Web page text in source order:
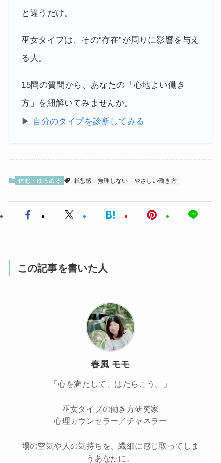
と違うだけ。
巫女タイプは、その“存在”が周りに影響を与え
る人。
15問の質問から、あなたの「心地よい働き
方」を紐解いてみませんか。
▶ 自分のタイプを診断してみる
休む・ゆるめる 罪悪感 無理しない やさしい働き方
この記事を書いた人
春風 モモ
「心を満たして、はたらこう。」
巫女タイプの働き方研究家
心理カウンセラー／チャネラー
場の空気や人の気持ちを、繊細に感じ取ってしま
うあなたに。